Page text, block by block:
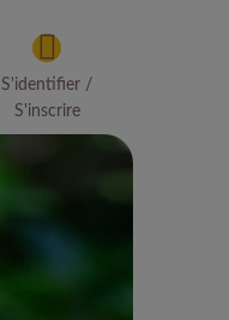
S'identifier /
S'inscrire